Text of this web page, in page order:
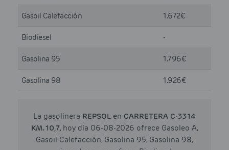
Gasoil Calefacción 1.672€
Biodiesel -
Gasolina 95 1.796€
Gasolina 98 1.926€
La gasolinera REPSOL en CARRETERA C-3314
KM. 10,7, hoy día 06-08-2026 ofrece Gasoleo A,
Gasoil Calefacción, Gasolina 95, Gasolina 98,